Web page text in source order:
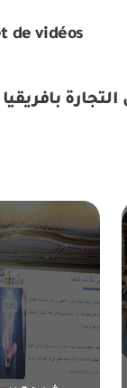
de vidéos
بافريقيا